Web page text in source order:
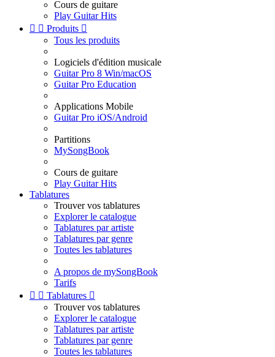
Cours de guitare
Play Guitar Hits
  Produits 
Tous les produits
Logiciels d'édition musicale
Guitar Pro 8 Win/macOS
Guitar Pro Education
Applications Mobile
Guitar Pro iOS/Android
Partitions
MySongBook
Cours de guitare
Play Guitar Hits
Tablatures
Trouver vos tablatures
Explorer le catalogue
Tablatures par artiste
Tablatures par genre
Toutes les tablatures
A propos de mySongBook
Tarifs
  Tablatures 
Trouver vos tablatures
Explorer le catalogue
Tablatures par artiste
Tablatures par genre
Toutes les tablatures